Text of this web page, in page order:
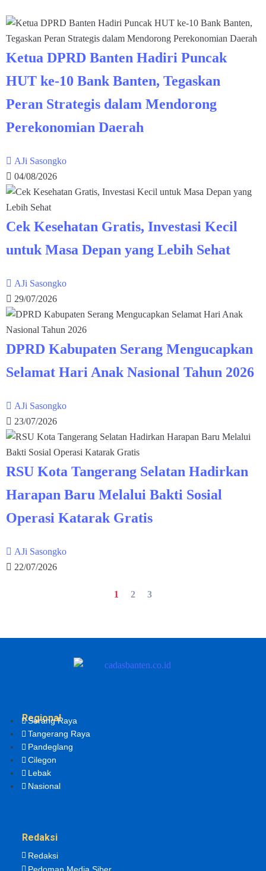
Ketua DPRD Banten Hadiri Puncak
HUT ke-10 Bank Banten, Tegaskan
Peran Strategis dalam Mendorong
Perekonomian Daerah
AJi Sasongko
04/08/2026
Cek Kesehatan Gratis, Investasi Kecil
untuk Masa Depan yang Lebih Sehat
AJi Sasongko
29/07/2026
DPRD Kabupaten Serang Mengucapkan
Selamat Hari Anak Nasional Tahun 2026
AJi Sasongko
23/07/2026
RSU Kota Tangerang Selatan Hadirkan
Harapan Baru Melalui Bakti Sosial
Operasi Katarak Gratis
AJi Sasongko
22/07/2026
1 2 3
Regional
Serang Raya
Tangerang Raya
Pandeglang
Cilegon
Lebak
Nasional
Redaksi
Redaksi
Pedoman Media Siber